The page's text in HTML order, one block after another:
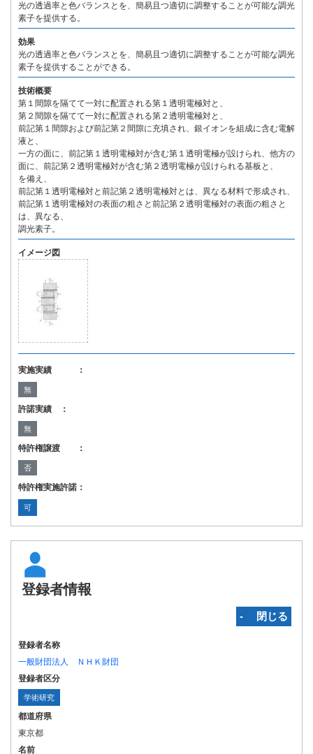
光の透過率と色バランスとを、簡易且つ適切に調整することが可能な調光
素子を提供する。
効果
光の透過率と色バランスとを、簡易且つ適切に調整することが可能な調光
素子を提供することができる。
技術概要
第１間隙を隔てて一対に配置される第１透明電極対と、
第２間隙を隔てて一対に配置される第２透明電極対と、
前記第１間隙および前記第２間隙に充填され、銀イオンを組成に含む電解
液と、
一方の面に、前記第１透明電極対が含む第１透明電極が設けられ、他方の
面に、前記第２透明電極対が含む第２透明電極が設けられる基板と、
を備え、
前記第１透明電極対と前記第２透明電極対とは、異なる材料で形成され、
前記第１透明電極対の表面の粗さと前記第２透明電極対の表面の粗さと
は、異なる、
調光素子。
イメージ図
実施実績 ：
無
許諾実績 ：
無
特許権譲渡 ：
否
特許権実施許諾：
可
登録者情報
‐ 閉じる
登録者名称
一般財団法人 ＮＨＫ財団
登録者区分
学術研究
都道府県
東京都
名前